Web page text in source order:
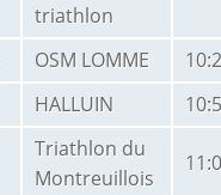
triathlon
OSM LOMME
HALLUIN
Triathlon du
Montreuillois